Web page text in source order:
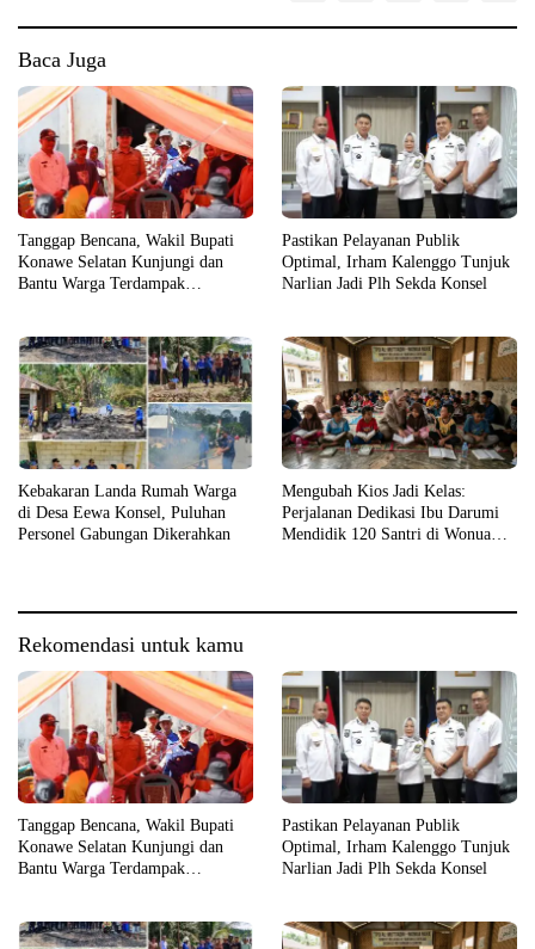
Baca Juga
Tanggap Bencana, Wakil Bupati
Konawe Selatan Kunjungi dan
Bantu Warga Terdampak
Pastikan Pelayanan Publik
Optimal, Irham Kalenggo Tunjuk
Narlian Jadi Plh Sekda Konsel
Kebakaran Landa Rumah Warga
di Desa Eewa Konsel, Puluhan
Personel Gabungan Dikerahkan
Mengubah Kios Jadi Kelas:
Perjalanan Dedikasi Ibu Darumi
Mendidik 120 Santri di Wonua
Rekomendasi untuk kamu
Tanggap Bencana, Wakil Bupati
Konawe Selatan Kunjungi dan
Bantu Warga Terdampak
Pastikan Pelayanan Publik
Optimal, Irham Kalenggo Tunjuk
Narlian Jadi Plh Sekda Konsel